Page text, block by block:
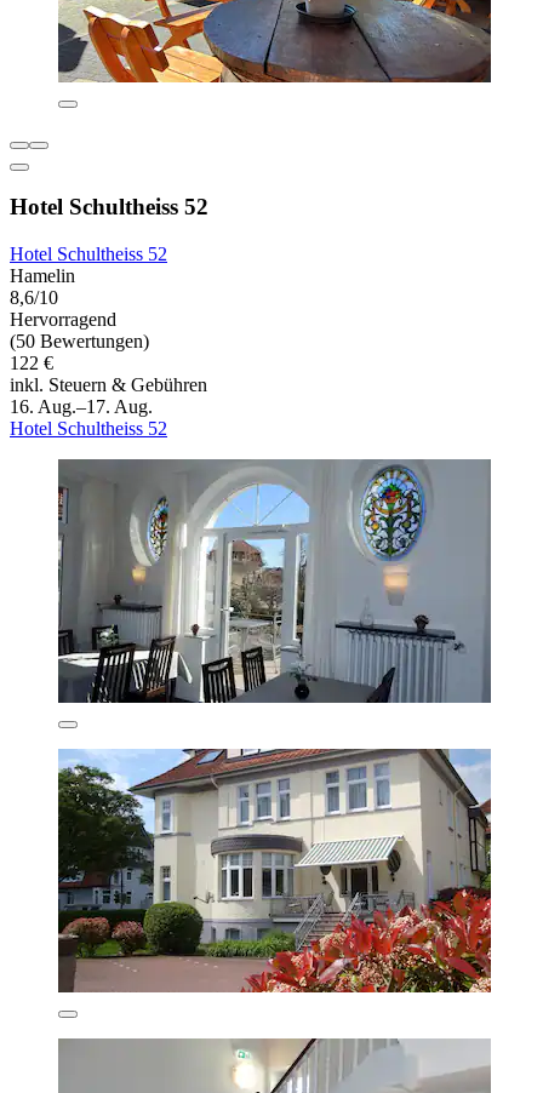
Hotel Schultheiss 52
Hotel Schultheiss 52
Hamelin
8,6/10
Hervorragend
(50 Bewertungen)
122 €
inkl. Steuern & Gebühren
16. Aug.–17. Aug.
Hotel Schultheiss 52